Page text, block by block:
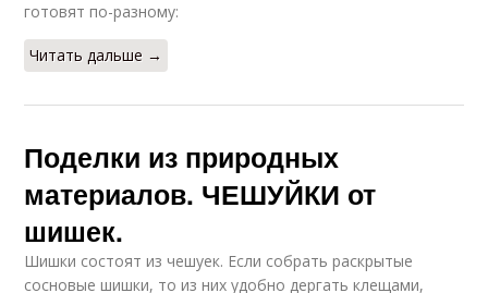
готовят по-разному:
Читать дальше →
Поделки из природных
материалов. ЧЕШУЙКИ от
шишек.
Шишки состоят из чешуек. Если собрать раскрытые
сосновые шишки, то из них удобно дергать клещами,